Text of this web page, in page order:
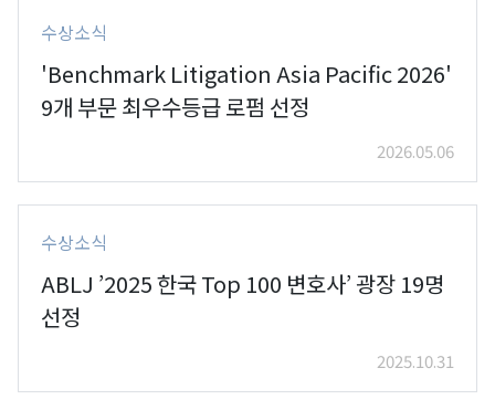
수상소식
'Benchmark Litigation Asia Pacific 2026'
9개 부문 최우수등급 로펌 선정
2026.05.06
수상소식
ABLJ ’2025 한국 Top 100 변호사’ 광장 19명
선정
2025.10.31